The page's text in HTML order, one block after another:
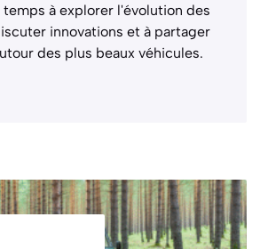
à explorer l'évolution des
innovations et à partager
des plus beaux véhicules.